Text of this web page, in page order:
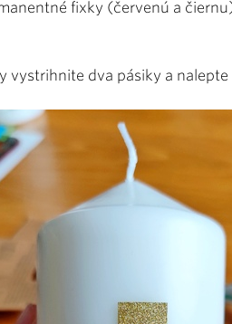
fixky (červenú a
vystrihnite dva pásiky a